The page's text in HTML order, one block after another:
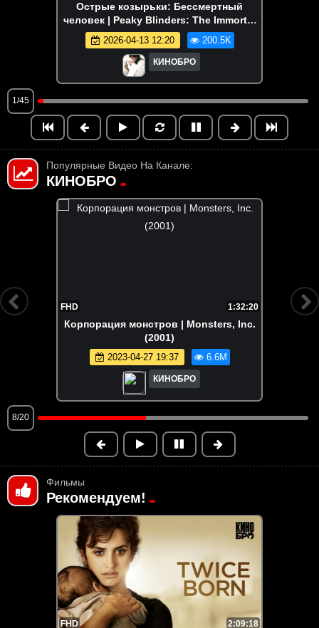
Острые козырьки: Бессмертный
человек | Peaky Blinders: The Immortal
Man (2026)
2026-04-13 12:20 200.5K
КИНОБРО
1/45
Популярные Видео На Канале:
КИНОБРО
Зверополис | Zootopia (2016)
КИНОБРО
9/20
Фильмы
Рекомендуем!
FHD 2:09:18